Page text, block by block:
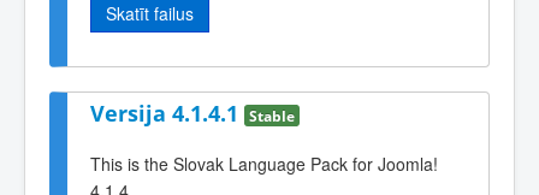
Skatīt failus
Versija 4.1.4.1 Stable
This is the Slovak Language Pack for Joomla!